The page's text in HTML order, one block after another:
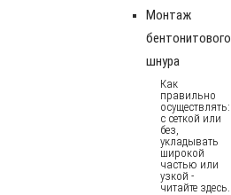
Монтаж
бентонитового
шнура
Как
правильно
осуществлять:
с сеткой или
без,
укладывать
широкой
частью или
узкой -
читайте здесь.